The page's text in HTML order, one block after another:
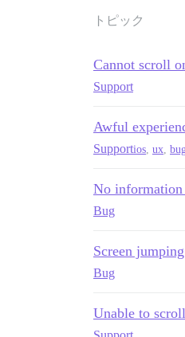
トピック
Cannot scroll
Support
Awful
Supportios ux
No
Bug
Screen
Bug
Unable to scroll